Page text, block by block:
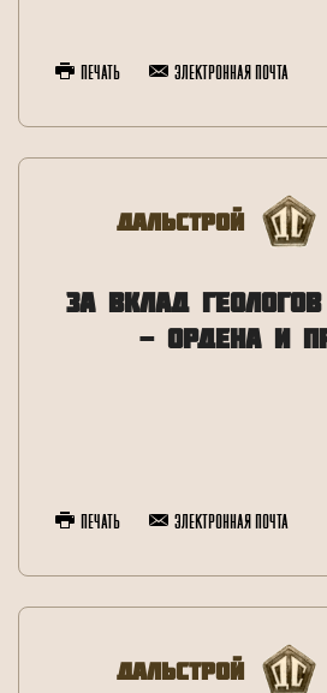
Печать Электронная почта
Дальстрой
ЗА ВКЛАД ГЕОЛОГОВ
- ОРДЕНА И
Печать Электронная почта
Дальстрой